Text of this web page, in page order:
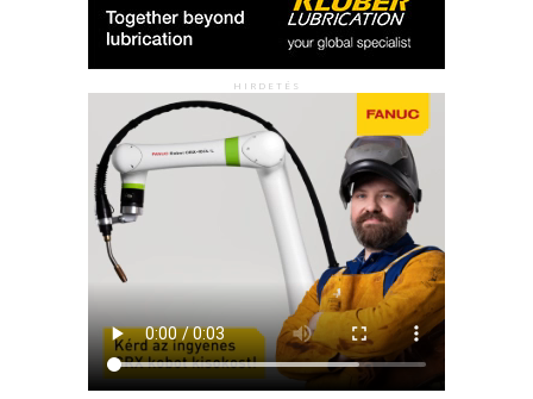
HIRDETÉS